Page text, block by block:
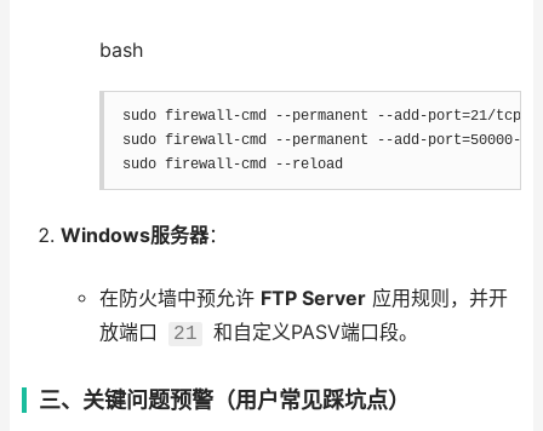
bash
sudo firewall-cmd --permanent --add-port=21
sudo firewall-cmd --permanent --add-port=50000
sudo firewall-cmd --reload
Windows服务器：
在防火墙中预允许 FTP Server应用规则，并开
放端口
21 和自定义PASV端口段。
三、关键问题预警（用户常见踩坑点）